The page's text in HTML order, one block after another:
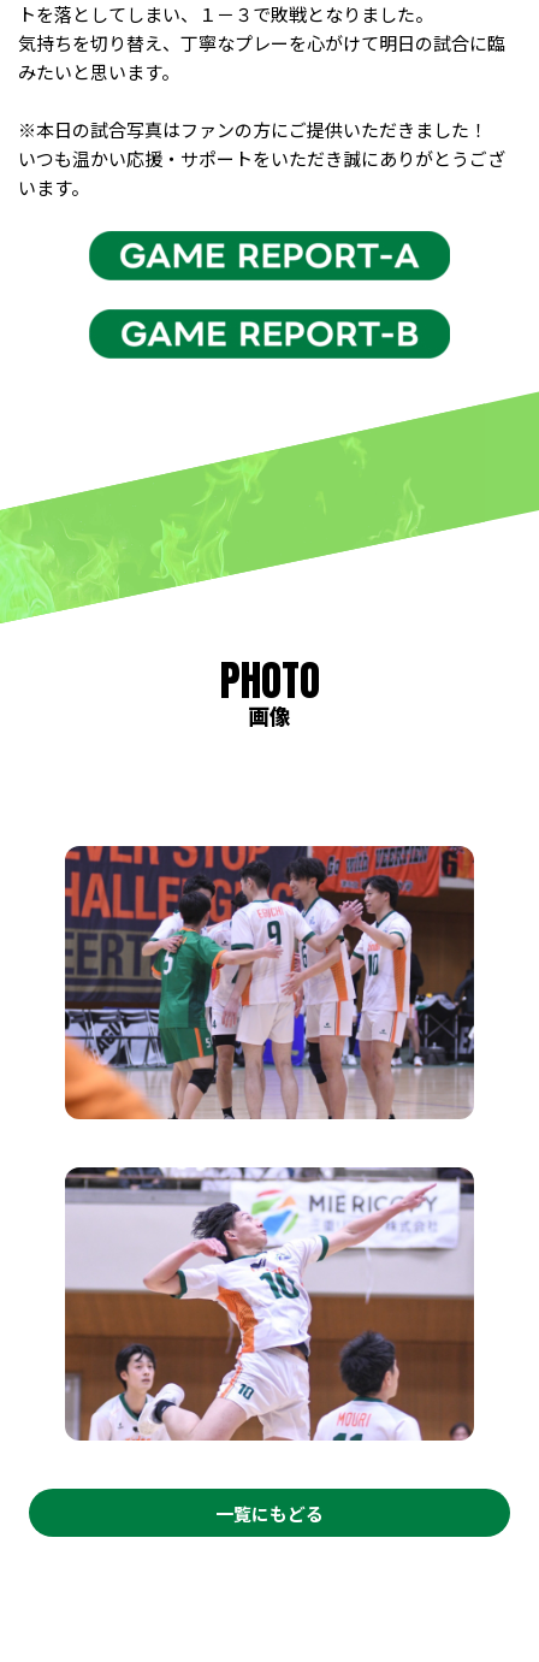
トを落としてしまい、１－３で敗戦となりました。
気持ちを切り替え、丁寧なプレーを心がけて明日の試合に臨
みたいと思います。
※本日の試合写真はファンの方にご提供いただきました！
いつも温かい応援・サポートをいただき誠にありがとうござ
います。
PHOTO
画像
一覧にもどる